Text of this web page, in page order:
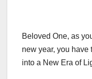
Beloved One, as
new year, you have
into a New Era of